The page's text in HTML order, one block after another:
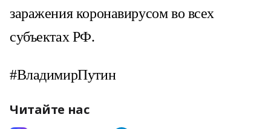
заражения коронавирусом во всех
субъектах РФ.
#ВладимирПутин
Читайте нас